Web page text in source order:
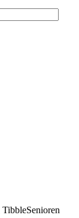
TibbleSenioren